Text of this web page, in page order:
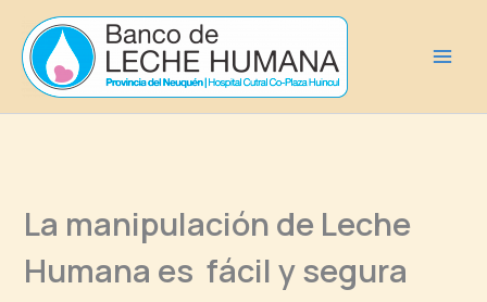
contenido
La manipulación de Leche
Humana es fácil y segura